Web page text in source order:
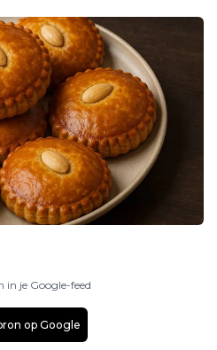
je Google-feed
op Google